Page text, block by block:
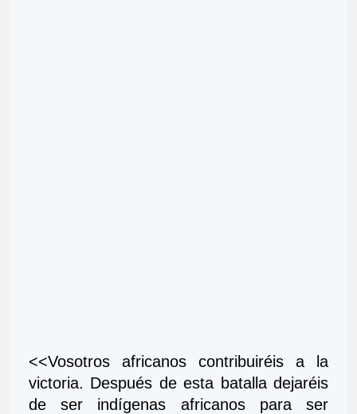
<<Vosotros africanos contribuiréis a la
victoria. Después de esta batalla dejaréis
de ser indígenas africanos para ser